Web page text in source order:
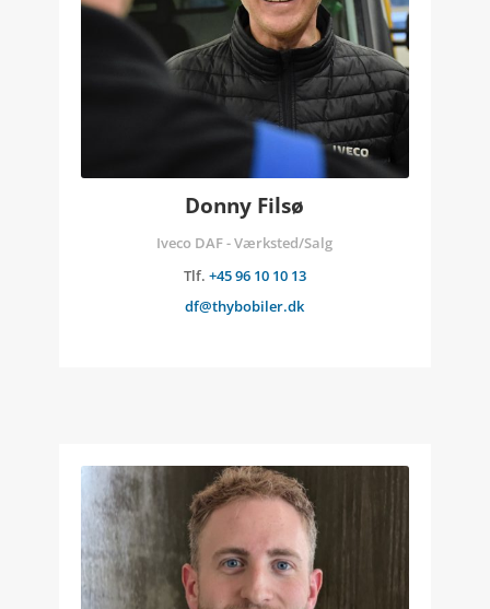
Donny Filsø
Iveco DAF - Værksted/Salg
Tlf. +45 96 10 10 13
df@thybobiler.dk